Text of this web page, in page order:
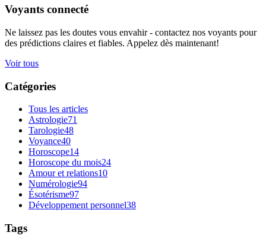
Voyants connecté
Ne laissez pas les doutes vous envahir - contactez nos voyants pour
des prédictions claires et fiables. Appelez dès maintenant!
Voir tous
Catégories
Tous les articles
Astrologie71
Tarologie48
Voyance40
Horoscope14
Horoscope du mois24
Amour et relations10
Numérologie94
Ésotérisme97
Développement personnel38
Tags